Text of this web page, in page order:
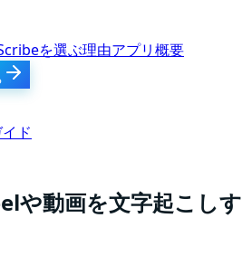
を選ぶ理由アプリ概要
ド
や動画を文字起こしす